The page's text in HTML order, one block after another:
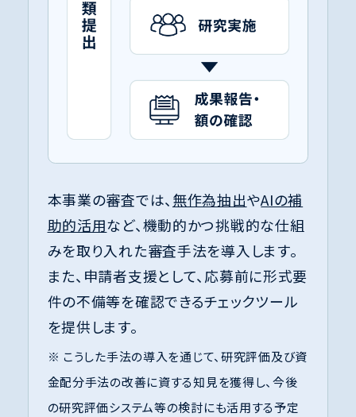
本事業の審査では、 無作為抽出やAIの補
助的活用など、機動的かつ挑戦的な仕組
みを取り入れた審査手法を導入します。
また、申請者支援として、応募前に形式要
件の不備等を確認できるチェックツール
を提供します。
※ こうした手法の導入を通じて、研究評価及び資
金配分手法の改善に資する知見を獲得し、今後
の研究評価システム等の検討にも活用する予定